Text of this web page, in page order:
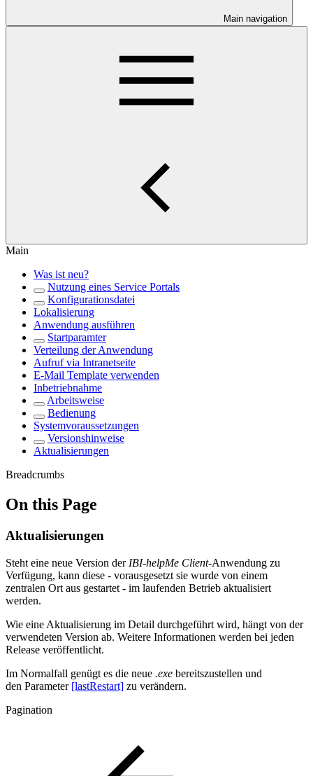
Main navigation
Main
Was ist neu?
Nutzung eines Service Portals
Konfigurationsdatei
Lokalisierung
Anwendung ausführen
Startparamter
Verteilung der Anwendung
Aufruf via Intranetseite
E-Mail Template verwenden
Inbetriebnahme
Arbeitsweise
Bedienung
Systemvoraussetzungen
Versionshinweise
Aktualisierungen
Breadcrumbs
On this Page
Aktualisierungen
Steht eine neue Version der IBI-helpMe Client-Anwendung zu
Verfügung, kann diese - vorausgesetzt sie wurde von einem
zentralen Ort aus gestartet - im laufenden Betrieb aktualisiert
werden.
Wie eine Aktualisierung im Detail durchgeführt wird, hängt von der
verwendeten Version ab. Weitere Informationen werden bei jeden
Release veröffentlicht.
Im Normalfall genügt es die neue .exe bereitszustellen und
den Parameter [lastRestart] zu verändern.
Pagination